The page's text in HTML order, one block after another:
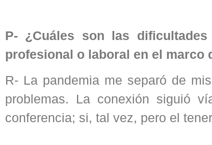
P- ¿Cuáles son las
profesional o laboral en el marco
R- La pandemia me separó de
problemas. La conexión siguió
conferencia; si, tal vez, pero el